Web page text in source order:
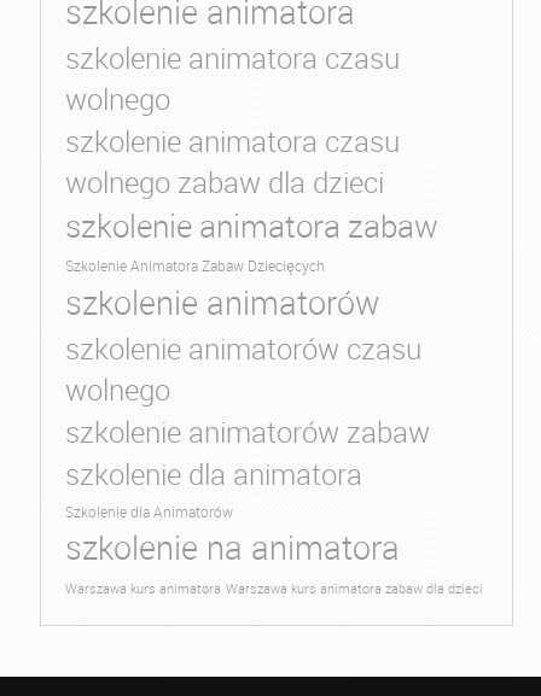
szkolenie animatora
szkolenie animatora czasu
wolnego
szkolenie animatora czasu
wolnego zabaw dla dzieci
szkolenie animatora zabaw
Szkolenie Animatora Zabaw Dziecięcych
szkolenie animatorów
szkolenie animatorów czasu
wolnego
szkolenie animatorów zabaw
szkolenie dla animatora
Szkolenie dla Animatorów
szkolenie na animatora
Warszawa kurs animatora Warszawa kurs animatora zabaw dla dzieci